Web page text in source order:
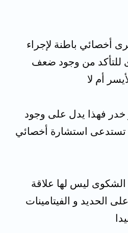
أخصائي باطنة لإجراء
للتأكد من وجود ضعف
أم لا
فهذا يدل على وجود
تستدعى استشارة أخصائي
الشكوى ليس لها علاقة
الحديد و الفيتامينات